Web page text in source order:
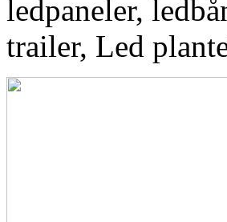
ledpaneler,
trailer, Led